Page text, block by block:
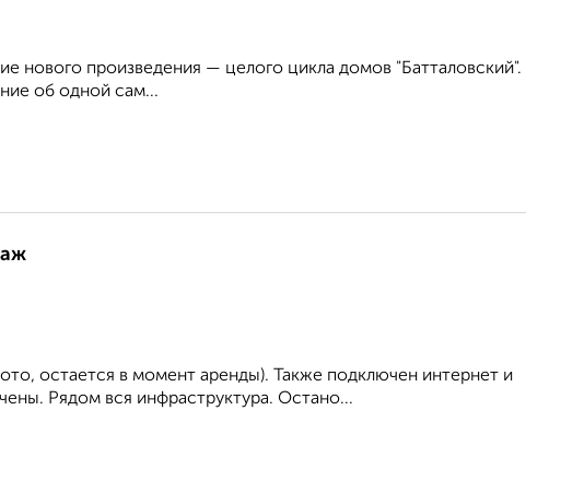
нового произведения — целого цикла домов "Батталовский".
об одной сам...
остается в момент аренды). Также подключен интернет и
Рядом вся инфраструктура. Остано...